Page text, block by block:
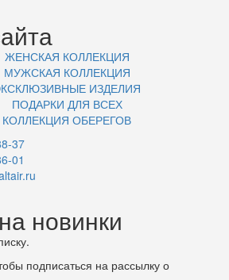
ЖЕНСКАЯ КОЛЛЕКЦИЯ
МУЖСКАЯ КОЛЛЕКЦИЯ
ИЗДЕЛИЯ
ПОДАРКИ ДЛЯ ВСЕХ
КОЛЛЕКЦИЯ ОБЕРЕГОВ
37
01
новинки
подписаться на рассылку о